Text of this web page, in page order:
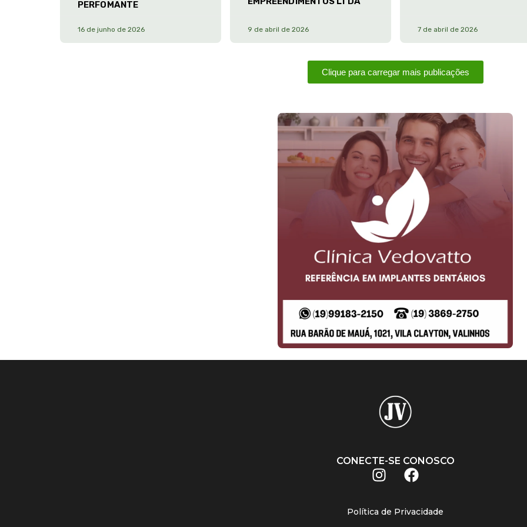
PERFOMANTE
16 de junho de 2026 9 de abril de 2026 7 de abril de 2026
Clique para carregar mais publicações
CONECTE-SE CONOSCO
Política de Privacidade